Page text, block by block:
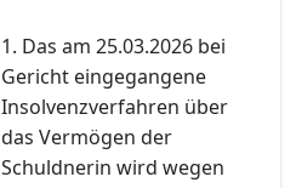
1. Das am 25.03.2026 bei
Gericht eingegangene
Insolvenzverfahren über
das Vermögen der
Schuldnerin wird wegen